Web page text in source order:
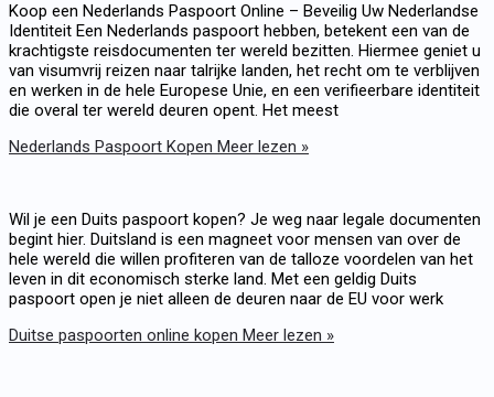
Koop een Nederlands Paspoort Online – Beveilig Uw Nederlandse
Identiteit Een Nederlands paspoort hebben, betekent een van de
krachtigste reisdocumenten ter wereld bezitten. Hiermee geniet u
van visumvrij reizen naar talrijke landen, het recht om te verblijven
en werken in de hele Europese Unie, en een verifieerbare identiteit
die overal ter wereld deuren opent. Het meest
Nederlands Paspoort Kopen Meer lezen »
Wil je een Duits paspoort kopen? Je weg naar legale documenten
begint hier. Duitsland is een magneet voor mensen van over de
hele wereld die willen profiteren van de talloze voordelen van het
leven in dit economisch sterke land. Met een geldig Duits
paspoort open je niet alleen de deuren naar de EU voor werk
Duitse paspoorten online kopen Meer lezen »